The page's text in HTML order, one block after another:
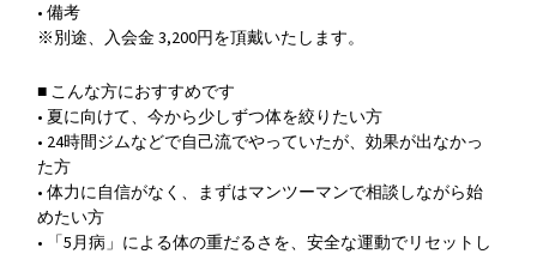
• 備考
※別途、入会金 3,200円を頂戴いたします。
■ こんな方におすすめです
• 夏に向けて、今から少しずつ体を絞りたい方
• 24時間ジムなどで自己流でやっていたが、効果が出なかっ
た方
• 体力に自信がなく、まずはマンツーマンで相談しながら始
めたい方
• 「5月病」による体の重だるさを、安全な運動でリセットし